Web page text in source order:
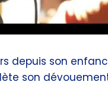
depuis son
son